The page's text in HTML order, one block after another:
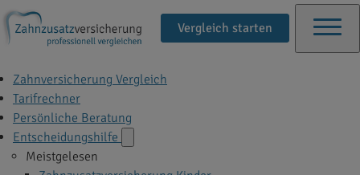
Vergleich starten
Zahnversicherung Vergleich
Tarifrechner
Persönliche Beratung
Entscheidungshilfe
Meistgelesen